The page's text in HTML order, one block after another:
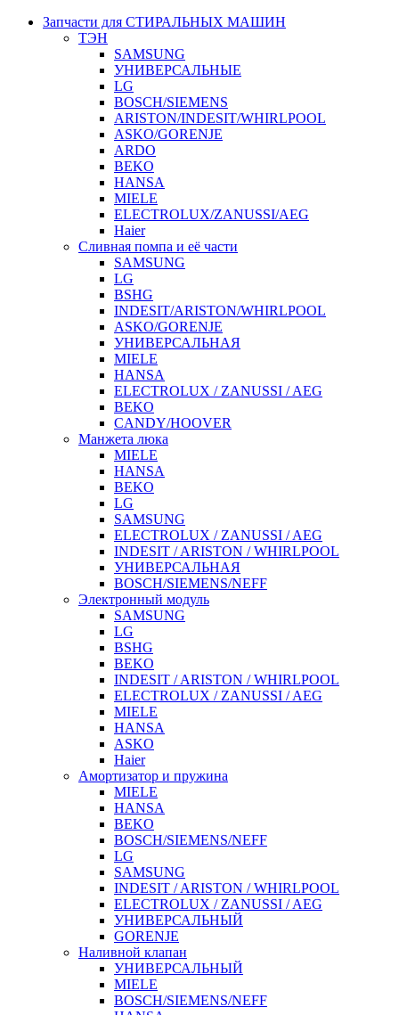
Запчасти для СТИРАЛЬНЫХ МАШИН
ТЭН
SAMSUNG
УНИВЕРСАЛЬНЫЕ
LG
BOSCH/SIEMENS
ARISTON/INDESIT/WHIRLPOOL
ASKO/GORENJE
ARDO
BEKO
HANSA
MIELE
ELECTROLUX/ZANUSSI/AEG
Haier
Сливная помпа и её части
SAMSUNG
LG
BSHG
INDESIT/ARISTON/WHIRLPOOL
ASKO/GORENJE
УНИВЕРСАЛЬНАЯ
MIELE
HANSA
ELECTROLUX / ZANUSSI / AEG
BEKO
CANDY/HOOVER
Манжета люка
MIELE
HANSA
BEKO
LG
SAMSUNG
ELECTROLUX / ZANUSSI / AEG
INDESIT / ARISTON / WHIRLPOOL
УНИВЕРСАЛЬНАЯ
BOSCH/SIEMENS/NEFF
Электронный модуль
SAMSUNG
LG
BSHG
BEKO
INDESIT / ARISTON / WHIRLPOOL
ELECTROLUX / ZANUSSI / AEG
MIELE
HANSA
ASKO
Haier
Амортизатор и пружина
MIELE
HANSA
BEKO
BOSCH/SIEMENS/NEFF
LG
SAMSUNG
INDESIT / ARISTON / WHIRLPOOL
ELECTROLUX / ZANUSSI / AEG
УНИВЕРСАЛЬНЫЙ
GORENJE
Наливной клапан
УНИВЕРСАЛЬНЫЙ
MIELE
BOSCH/SIEMENS/NEFF